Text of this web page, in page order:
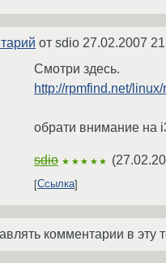
от sdio 27.02.2007
Смотри здесь.
http://rpmfind.net/
обрати внимание на
sdio ★★★★★ (
Ссылка
комментарии в эту